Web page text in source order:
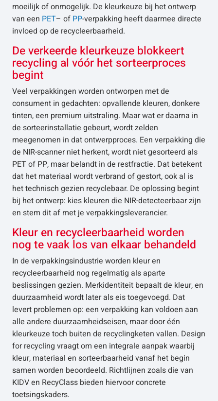
moeilijk of onmogelijk. De kleurkeuze bij het ontwerp
van een PET– of PP-verpakking heeft daarmee directe
invloed op de recycleerbaarheid.
De verkeerde kleurkeuze blokkeert
recycling al vóór het sorteerproces
begint
Veel verpakkingen worden ontworpen met de
consument in gedachten: opvallende kleuren, donkere
tinten, een premium uitstraling. Maar wat er daarna in
de sorteerinstallatie gebeurt, wordt zelden
meegenomen in dat ontwerpproces. Een verpakking die
de NIR-scanner niet herkent, wordt niet gesorteerd als
PET of PP, maar belandt in de restfractie. Dat betekent
dat het materiaal wordt verbrand of gestort, ook al is
het technisch gezien recyclebaar. De oplossing begint
bij het ontwerp: kies kleuren die NIR-detecteerbaar zijn
en stem dit af met je verpakkingsleverancier.
Kleur en recycleerbaarheid worden
nog te vaak los van elkaar behandeld
In de verpakkingsindustrie worden kleur en
recycleerbaarheid nog regelmatig als aparte
beslissingen gezien. Merkidentiteit bepaalt de kleur, en
duurzaamheid wordt later als eis toegevoegd. Dat
levert problemen op: een verpakking kan voldoen aan
alle andere duurzaamheidseisen, maar door één
kleurkeuze toch buiten de recyclingketen vallen. Design
for recycling vraagt om een integrale aanpak waarbij
kleur, materiaal en sorteerbaarheid vanaf het begin
samen worden beoordeeld. Richtlijnen zoals die van
KIDV en RecyClass bieden hiervoor concrete
toetsingskaders.